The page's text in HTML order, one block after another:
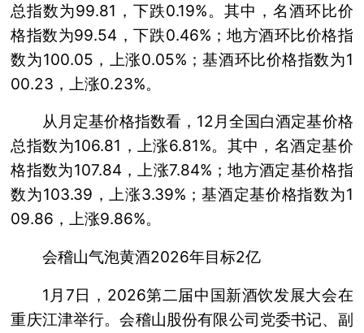
总指数为99.81，下跌0.19%。其中，名酒环比价
格指数为99.54，下跌0.46%；地方酒环比价格指
数为100.05，上涨0.05%；基酒环比价格指数为1
00.23，上涨0.23%。
从月定基价格指数看，12月全国白酒定基价格
总指数为106.81，上涨6.81%。其中，名酒定基价
格指数为107.84，上涨7.84%；地方酒定基价格指
数为103.39，上涨3.39%；基酒定基价格指数为1
09.86，上涨9.86%。
会稽山气泡黄酒2026年目标2亿
1月7日，2026第二届中国新酒饮发展大会在
重庆江津举行。会稽山股份有限公司党委书记、副